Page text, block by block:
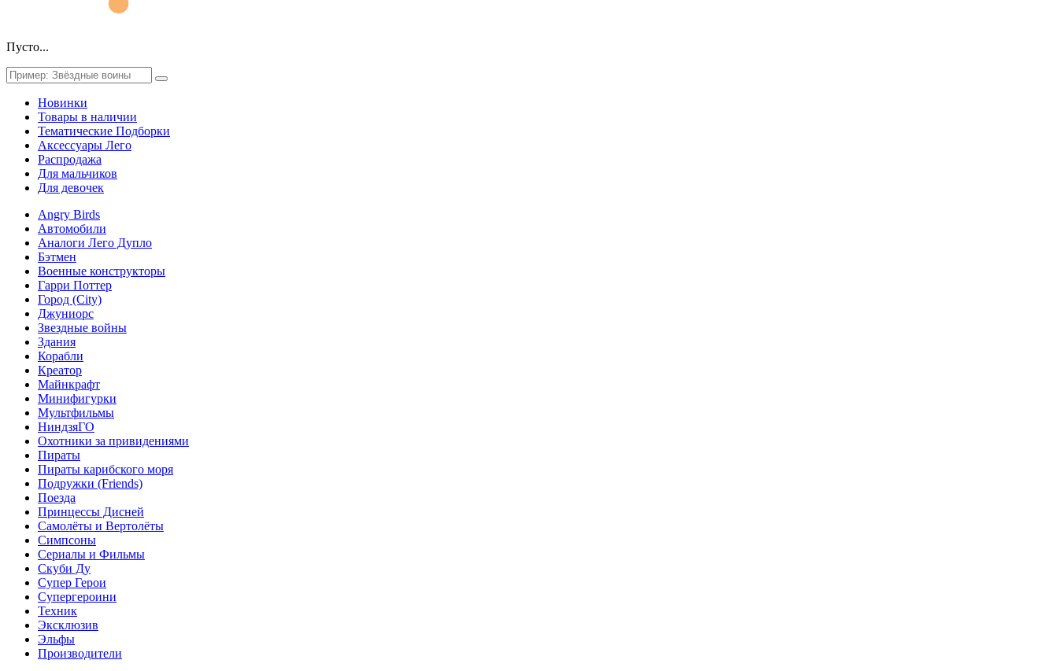
Пусто...
Новинки
Товары в наличии
Тематические Подборки
Аксессуары Лего
Распродажа
Для мальчиков
Для девочек
Angry Birds
Автомобили
Аналоги Лего Дупло
Бэтмен
Военные конструкторы
Гарри Поттер
Город (City)
Джуниорс
Звездные войны
Здания
Корабли
Креатор
Майнкрафт
Минифигурки
Мультфильмы
НиндзяГО
Охотники за привидениями
Пираты
Пираты карибского моря
Подружки (Friends)
Поезда
Принцессы Дисней
Самолёты и Вертолёты
Симпсоны
Сериалы и Фильмы
Скуби Ду
Супер Герои
Супергероини
Техник
Эксклюзив
Эльфы
Производители